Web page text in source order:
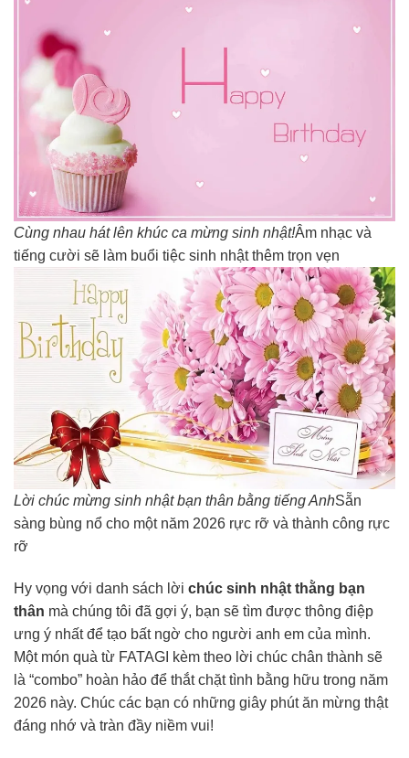
Cùng nhau hát lên khúc ca mừng sinh nhật!Âm nhạc và
tiếng cười sẽ làm buổi tiệc sinh nhật thêm trọn vẹn
Lời chúc mừng sinh nhật bạn thân bằng tiếng AnhSẵn
sàng bùng nổ cho một năm 2026 rực rỡ và thành công rực
rỡ
Hy vọng với danh sách lời chúc sinh nhật thằng bạn
thân mà chúng tôi đã gợi ý, bạn sẽ tìm được thông điệp
ưng ý nhất để tạo bất ngờ cho người anh em của mình.
Một món quà từ FATAGI kèm theo lời chúc chân thành sẽ
là “combo” hoàn hảo để thắt chặt tình bằng hữu trong năm
2026 này. Chúc các bạn có những giây phút ăn mừng thật
đáng nhớ và tràn đầy niềm vui!